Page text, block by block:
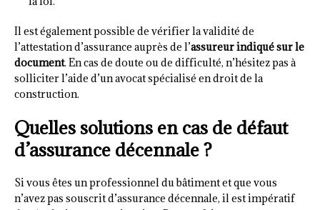
Il est également possible de vérifier la validité de
l’attestation d’assurance auprès de l’assureur indiqué sur le
document. En cas de doute ou de difficulté, n’hésitez pas à
solliciter l’aide d’un avocat spécialisé en droit de la
construction.
Quelles solutions en cas de défaut
d’assurance décennale ?
Si vous êtes un professionnel du bâtiment et que vous
n’avez pas souscrit d’assurance décennale, il est impératif